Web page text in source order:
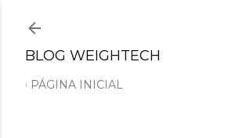
BLOG WEIGHTECH
PÁGINA INICIAL